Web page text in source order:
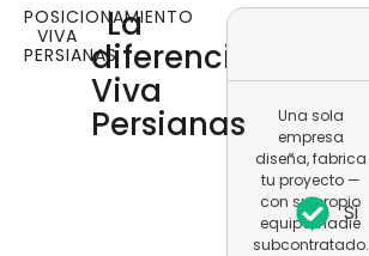
POSICIONAMIENTO
VIVA
PERSIANAS
La
diferencia
Viva
Persianas
Una sola
empresa
diseña, fabrica
tu proyecto —
con su propio
equipo, nadie
subcontratado.
Si